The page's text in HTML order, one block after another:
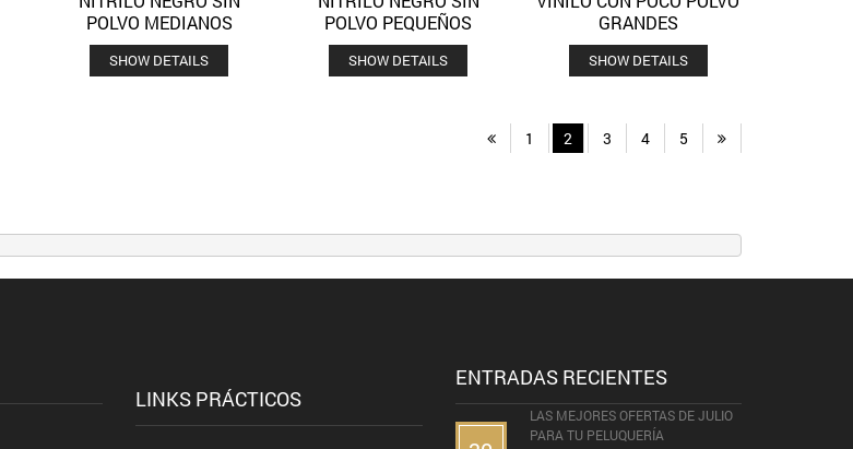
POLVO MEDIANOS
SHOW DETAILS
POLVO PEQUEÑOS
SHOW DETAILS
GRANDES
SHOW DETAILS
1 2 3 4 5
LINKS PRÁCTICOS
ENTRADAS RECIENTES
LAS MEJORES OFERTAS DE JULIO
PARA TU PELUQUERÍA